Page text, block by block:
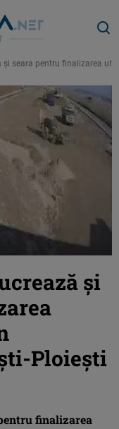
şi seara pentru finalizarea
şi
Ploieşti
finalizarea